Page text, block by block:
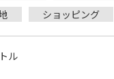
ショッピング
ル